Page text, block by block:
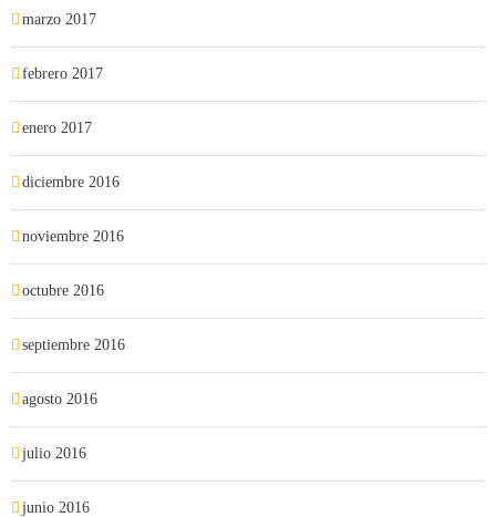
marzo 2017
febrero 2017
enero 2017
diciembre 2016
noviembre 2016
octubre 2016
septiembre 2016
agosto 2016
julio 2016
junio 2016